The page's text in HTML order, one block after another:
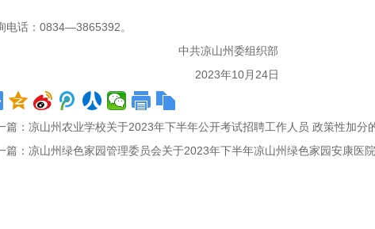
电话：0834—3865392。
共凉山州委组织部
年10月24日
篇： 凉山州农业学校关于2023年下半年公开考试招聘工作人员 政策性加分
篇： 凉山州绿色家园管理委员会关于2023年下半年凉山州绿色家园安康医